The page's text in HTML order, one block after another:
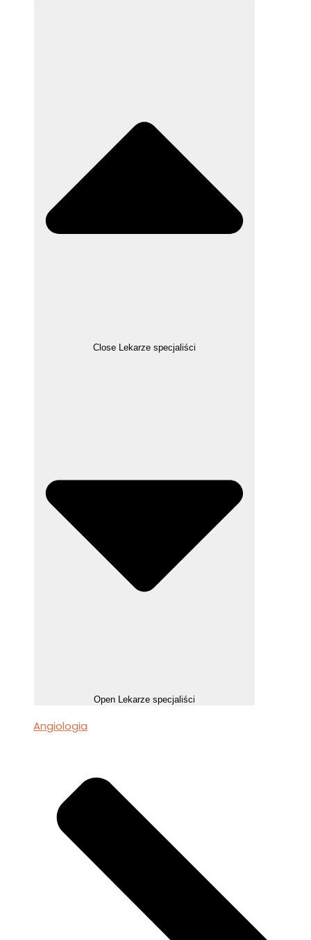
Close Lekarze specjaliści
Open Lekarze specjaliści
Angiologia